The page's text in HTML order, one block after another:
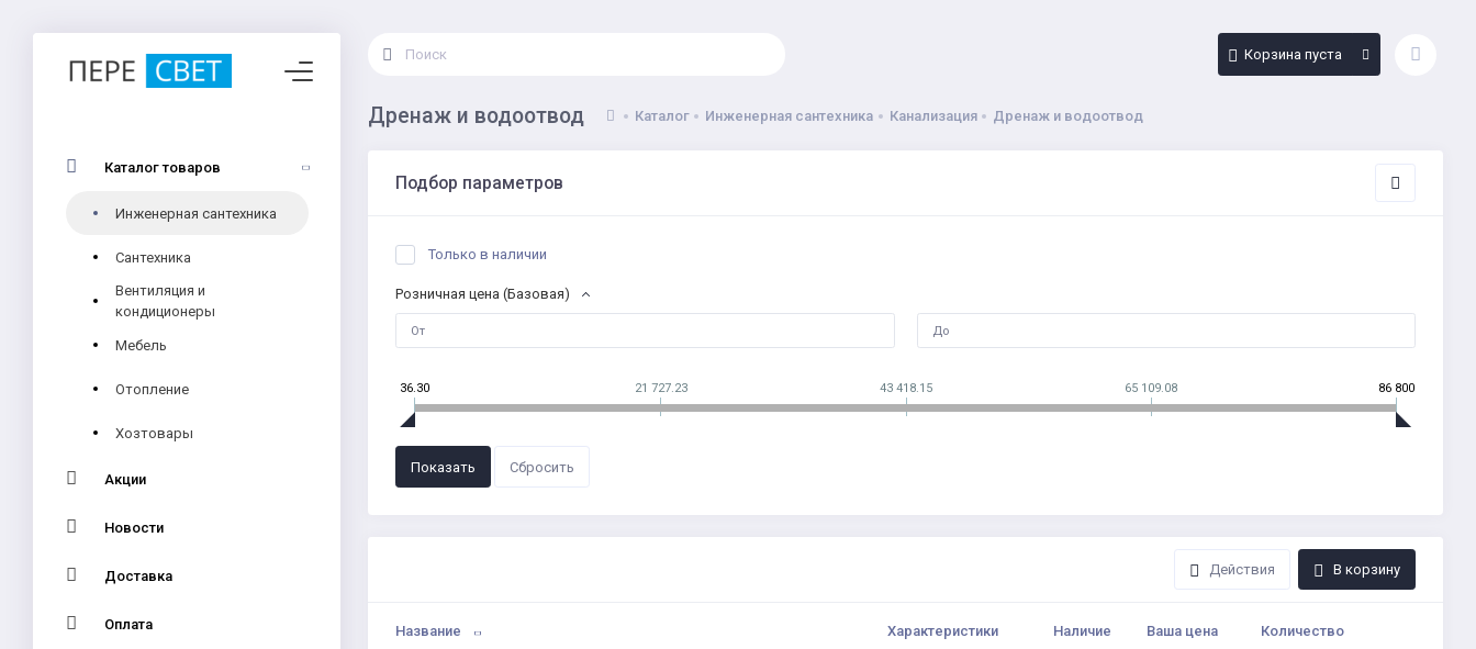
Каталог товаров
Инженерная сантехника
Сантехника
Вентиляция и
кондиционеры
Мебель
Отопление
Хозтовары
Акции
Новости
Доставка
Оплата
Корзина пуста
Дренаж и водоотвод Каталог Инженерная сантехника Канализация Дренаж и водоотвод
Действия В корзину
Название Характеристики Наличие Ваша цена Количество
Подбор параметров
Только в наличии
Розничная цена (Базовая)
36.30 21 727.23 43 418.15 65 109.08 86 800